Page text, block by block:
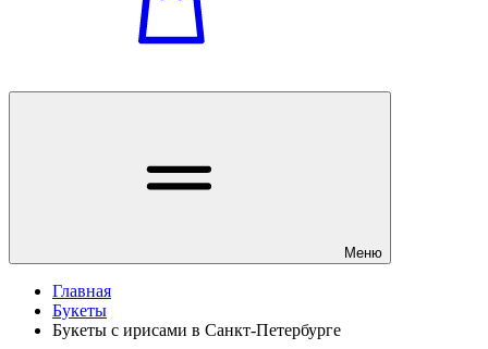
Меню
Главная
Букеты
Букеты с ирисами в Санкт-Петербурге